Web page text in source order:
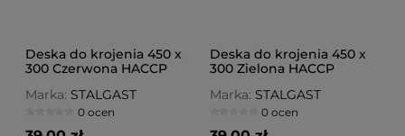
Deska do krojenia 450 x
300 Czerwona HACCP
Marka: STALGAST
0 ocen
Deska do krojenia 450 x
300 Zielona HACCP
Marka: STALGAST
0 ocen